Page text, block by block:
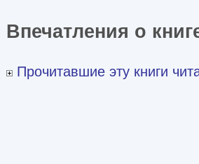
Впечатления о
Прочитавшие эту книги